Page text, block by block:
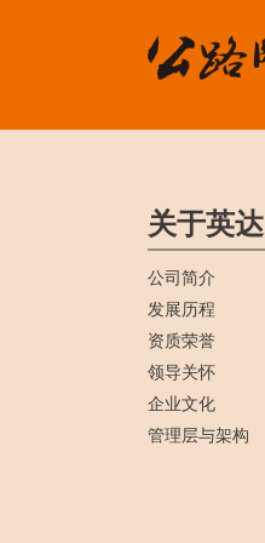
关于英达
公司简介
发展历程
资质荣誉
领导关怀
企业文化
管理层与架构